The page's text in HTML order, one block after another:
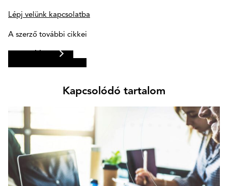
Lépj velünk kapcsolatba
A szerző további cikkei
Kapcsolódó tartalom